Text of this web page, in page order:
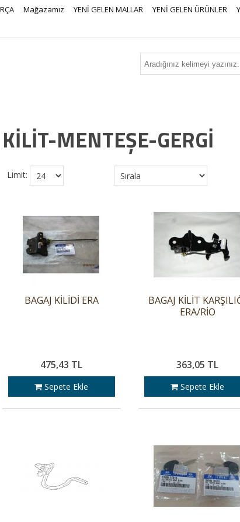
Mağazamız YENİ GELEN MALLAR YENİ GELEN ÜRÜNLER
KİLİT-MENTEŞE-GERGİ
Limit:
BAGAJ KİLİDİ ERA
475,43 TL
Sepete Ekle
BAGAJ KİLİT
ERA/RİO
363,05 TL
Sepete Ekle